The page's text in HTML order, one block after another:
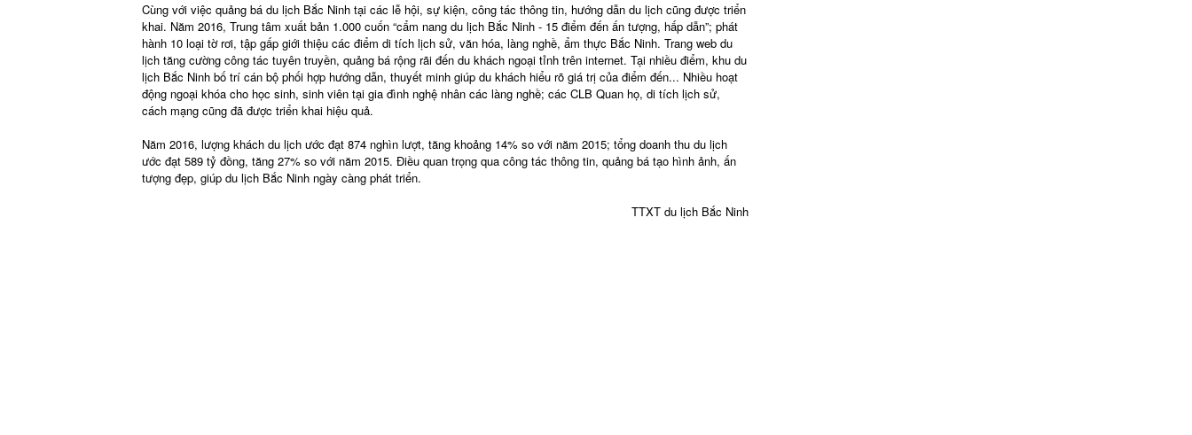
Cùng với việc quảng bá du lịch Bắc Ninh tại các lễ hội, sự kiện, công tác thông tin, hướng dẫn du lịch cũng được triển
khai. Năm 2016, Trung tâm xuất bản 1.000 cuốn “cẩm nang du lịch Bắc Ninh - 15 điểm đến ấn tượng, hấp dẫn”; phát
hành 10 loại tờ rơi, tập gấp giới thiệu các điểm di tích lịch sử, văn hóa, làng nghề, ẩm thực Bắc Ninh. Trang web du
lịch tăng cường công tác tuyên truyền, quảng bá rộng rãi đến du khách ngoại tỉnh trên internet. Tại nhiều điểm, khu du
lịch Bắc Ninh bố trí cán bộ phối hợp hướng dẫn, thuyết minh giúp du khách hiểu rõ giá trị của điểm đến... Nhiều hoạt
động ngoại khóa cho học sinh, sinh viên tại gia đình nghệ nhân các làng nghề; các CLB Quan họ, di tích lịch sử,
cách mạng cũng đã được triển khai hiệu quả.
Năm 2016, lượng khách du lịch ước đạt 874 nghìn lượt, tăng khoảng 14% so với năm 2015; tổng doanh thu du lịch
ước đạt 589 tỷ đồng, tăng 27% so với năm 2015. Điều quan trọng qua công tác thông tin, quảng bá tạo hình ảnh, ấn
tượng đẹp, giúp du lịch Bắc Ninh ngày càng phát triển.
TTXT du lịch Bắc Ninh